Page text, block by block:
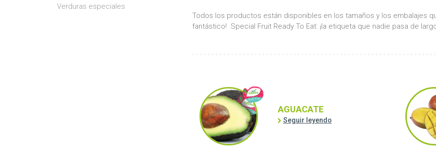
Verduras especiales
Todos los productos están disponibles en los tamaños y los embalajes
fantástico! Special Fruit Ready To Eat: ¡la etiqueta que nadie pasa de
AGUACATE
Seguir leyendo